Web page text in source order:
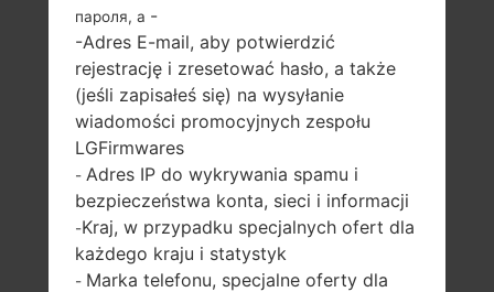
5.0 in (~66.7%
stosunek ekranu
do ciała)
720 x 1280 pikseli
(~294 gęstość
pikseli na cal)
1.3 GHz Cortex-A7
Qualcomm
Snapdragon 210
1.5GB
пароля, а -
-Adres E-mail, aby potwierdzić
rejestrację i zresetować hasło, a także
(jeśli zapisałeś się) na wysyłanie
wiadomości promocyjnych zespołu
LGFirmwares
- Adres IP do wykrywania spamu i
bezpieczeństwa konta, sieci i informacji
-Kraj, w przypadku specjalnych ofert dla
każdego kraju i statystyk
- Marka telefonu, specjalne oferty dla